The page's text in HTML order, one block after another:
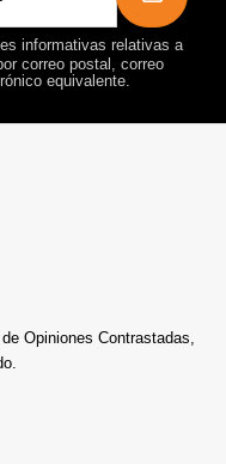
informativas relativas a
correo postal, correo
equivalente.
Opiniones Contrastadas,
.